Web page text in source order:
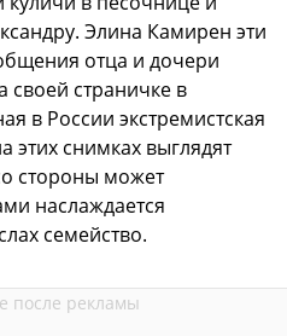
Элина Камирен эти
отца и дочери
своей страничке в
в России экстремистская
этих снимках выглядят
стороны может
наслаждается
семейство.